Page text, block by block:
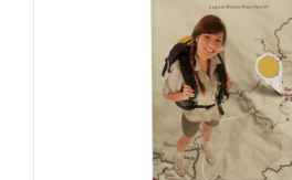
AGGIUNGI AL CARRELLO